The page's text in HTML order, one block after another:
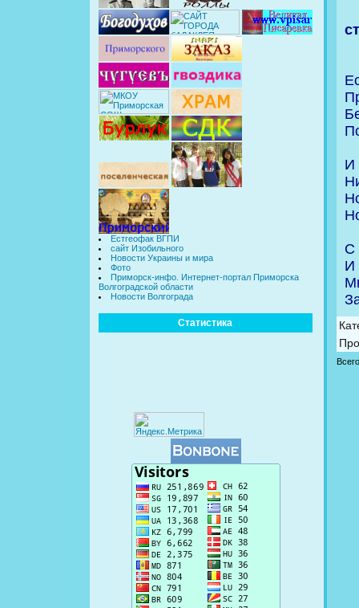
Естгеофак ВГПИ
сайт Изобильного
Новости Украины и мира
Фото
Приморск-инфо. Интернет-портал Приморска
Волгоградской области
Новости Волгограда
Статистика
И
С
И